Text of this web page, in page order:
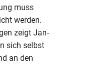
muss
werden.
zeigt Jan-
sich selbst
an den